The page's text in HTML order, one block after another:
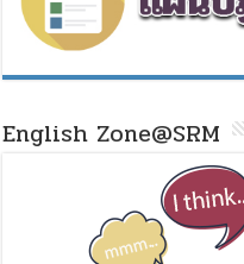
English Zone@SRM